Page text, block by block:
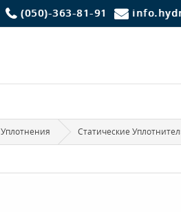
(050)-363-81-91
Уплотнения Статические